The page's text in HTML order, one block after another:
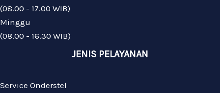
(08.00 - 17.00 WIB)
Minggu
(08.00 - 16.30 WIB)
JENIS PELAYANAN
Service Onderstel